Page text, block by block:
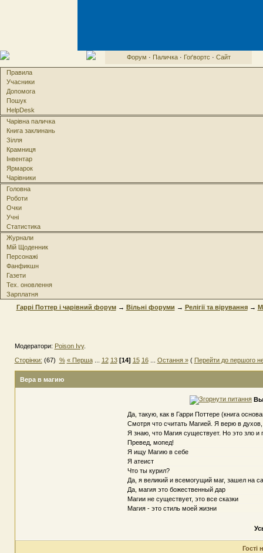
Форум · Паличка· Гоґвортс · Сайт
Правила
Учасники
Допомога
Пошук
HelpDesk
Чарівна паличка
Книга заклинань
Зілля
Крамниця
Інвентар
Ярмарок
Чарівники
Головна
Роботи
Очки
Учні
Статистика
Журнали
Мій Щоденник
Персонажі
Фанфикшн
Газети
Тех. оновлення
Зарплатня
Гаррі Поттер і чарівний форум→ Вільні форуми → Релігії та вірування→
Модератори: Poison Ivy.
Сторінки: (67) % « Перша... 12 13 [14] 15 16... Остання »( Перейти до першого
Вера в магию
Вы
Да, такую, как в Гарри Поттере (книга
Смотря что считать Магией. Я верю в
Я знаю, что Магия существует. Но это зло и
Превед, мопед!
Я ищу Магию в себе
Я атеист
Что ты курил?
Да, я великий и всемогущий маг, зашел на
Да, магия это божественный дар
Магии не существует, это все сказки
Магия - это стиль моей жизни
Гості